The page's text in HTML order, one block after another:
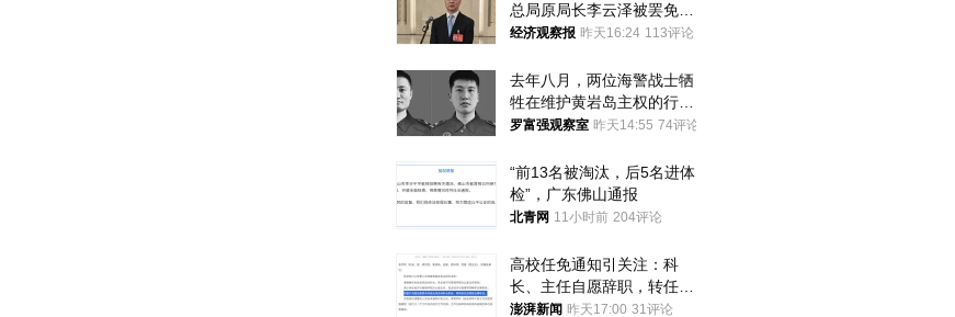
总局原局长李云泽被罢免全
国人大代表
经济观察报 昨天16:24 113评论
去年八月，两位海警战士牺
牲在维护黄岩岛主权的行动
中
罗富强观察室 昨天14:55 74评论
“前13名被淘汰，后5名进体
检”，广东佛山通报
北青网 11小时前 204评论
高校任免通知引关注：科
长、主任自愿辞职，转任思
政辅导员
澎湃新闻 昨天17:00 31评论